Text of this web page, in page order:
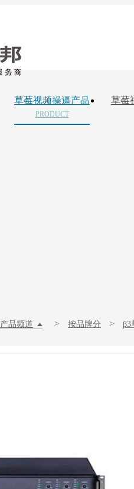
草莓视频操逼产品
PRODUCT
草莓
产品频道 > 按品牌分 > β3